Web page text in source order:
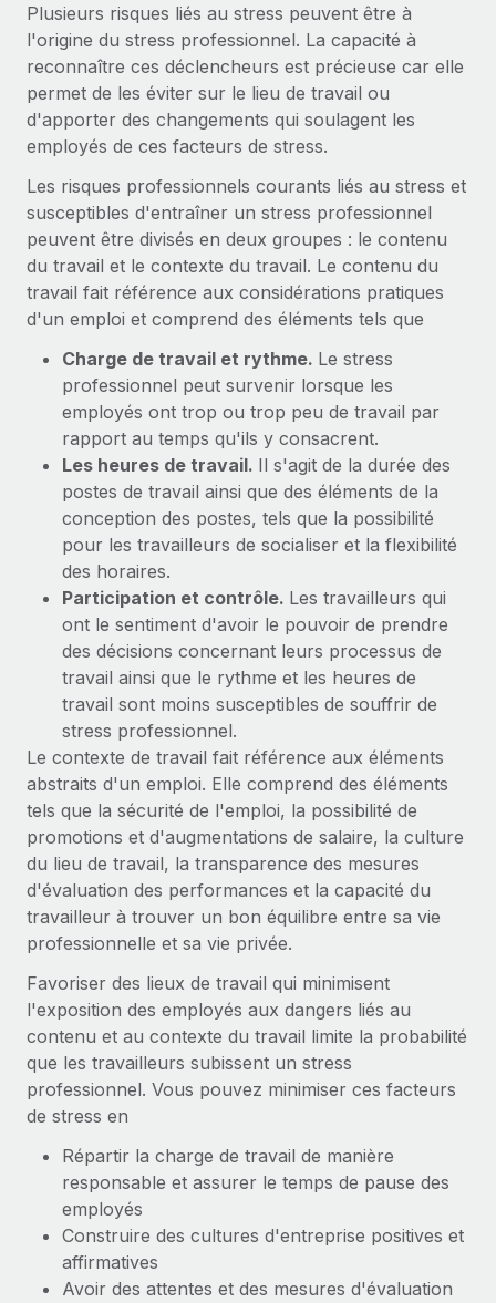
En savoir plus
Plusieurs risques liés au stress peuvent être à
l'origine du stress professionnel. La capacité à
reconnaître ces déclencheurs est précieuse car elle
permet de les éviter sur le lieu de travail ou
d'apporter des changements qui soulagent les
employés de ces facteurs de stress.
Les risques professionnels courants liés au stress et
susceptibles d'entraîner un stress professionnel
peuvent être divisés en deux groupes : le contenu
du travail et le contexte du travail. Le contenu du
travail fait référence aux considérations pratiques
d'un emploi et comprend des éléments tels que
Charge de travail et rythme. Le stress
professionnel peut survenir lorsque les
employés ont trop ou trop peu de travail par
rapport au temps qu'ils y consacrent.
Les heures de travail. Il s'agit de la durée des
postes de travail ainsi que des éléments de la
conception des postes, tels que la possibilité
pour les travailleurs de socialiser et la flexibilité
des horaires.
Participation et contrôle. Les travailleurs qui
ont le sentiment d'avoir le pouvoir de prendre
des décisions concernant leurs processus de
travail ainsi que le rythme et les heures de
travail sont moins susceptibles de souffrir de
stress professionnel.
Le contexte de travail fait référence aux éléments
abstraits d'un emploi. Elle comprend des éléments
tels que la sécurité de l'emploi, la possibilité de
promotions et d'augmentations de salaire, la culture
du lieu de travail, la transparence des mesures
d'évaluation des performances et la capacité du
travailleur à trouver un bon équilibre entre sa vie
professionnelle et sa vie privée.
Favoriser des lieux de travail qui minimisent
l'exposition des employés aux dangers liés au
contenu et au contexte du travail limite la probabilité
que les travailleurs subissent un stress
professionnel. Vous pouvez minimiser ces facteurs
de stress en
Répartir la charge de travail de manière
responsable et assurer le temps de pause des
employés
Construire des cultures d'entreprise positives et
affirmatives
Avoir des attentes et des mesures d'évaluation